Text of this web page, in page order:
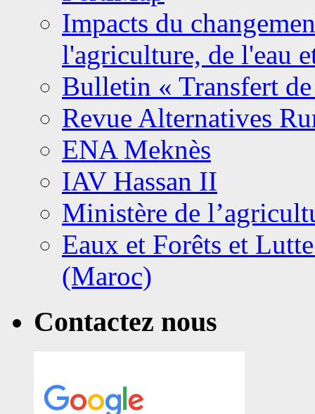
Impacts du
l'agriculture, de l'eau
Bulletin « Transfert
Revue Alternatives
ENA Meknès
IAV Hassan II
Ministère de
Eaux et Forêts et
(Maroc)
Contactez nous